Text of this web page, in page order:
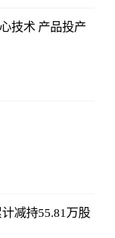
技术 产品投产
减持55.81万股